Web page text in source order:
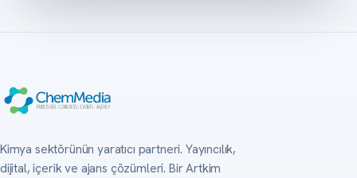
Kimya sektörünün yaratıcı partneri. Yayıncılık,
dijital, içerik ve ajans çözümleri. Bir Artkim